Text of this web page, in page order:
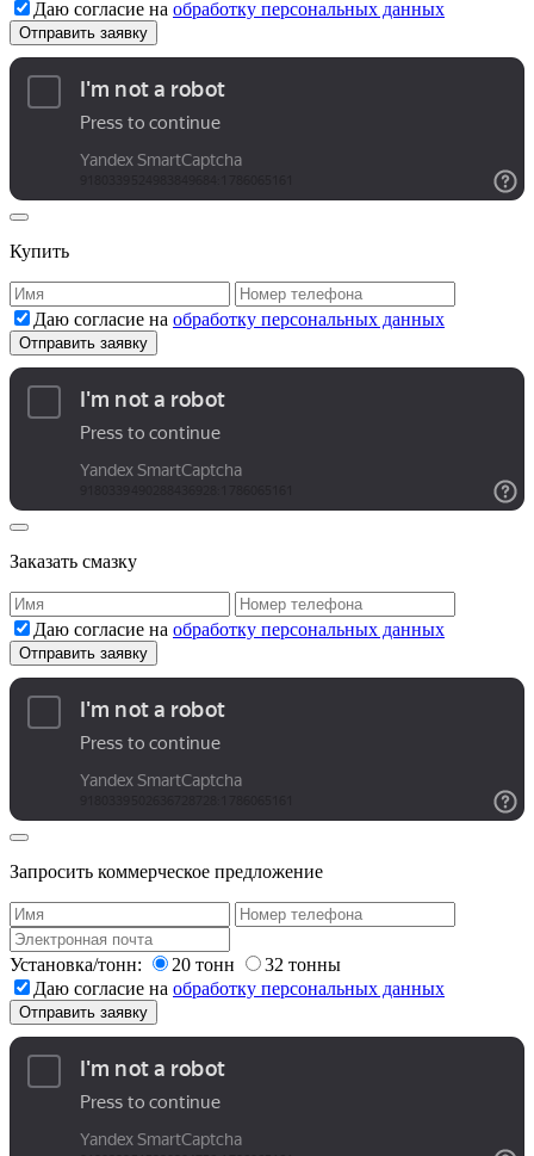
Даю согласие на обработку персональных данных
Купить
Даю согласие на обработку персональных данных
Заказать смазку
Даю согласие на обработку персональных данных
Запросить коммерческое предложение
Установка/тонн: 20 тонн
32 тонны
Даю согласие на обработку персональных данных